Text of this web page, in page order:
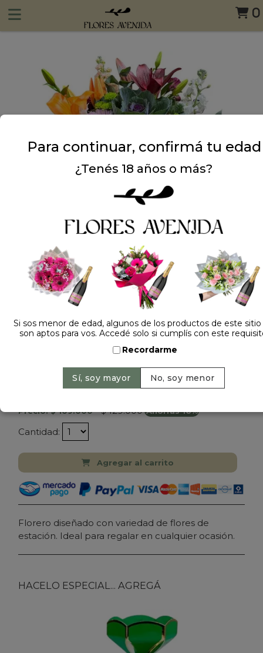
0
FLORERO CON FLORES DE ESTACION
Precio: $ 109.000-$ 129.000 Ahorrás 16%
Cantidad:
Agregar al carrito
Florero diseñado con variedad de flores de
estación. Ideal para regalar en cualquier ocasión.
HACELO ESPECIAL... AGREGÁ
Para continuar, confirmá tu edad
¿Tenés 18 años o más?
Si sos menor de edad, algunos de los productos de este
son aptos para vos. Accedé solo si cumplís con este
Recordarme